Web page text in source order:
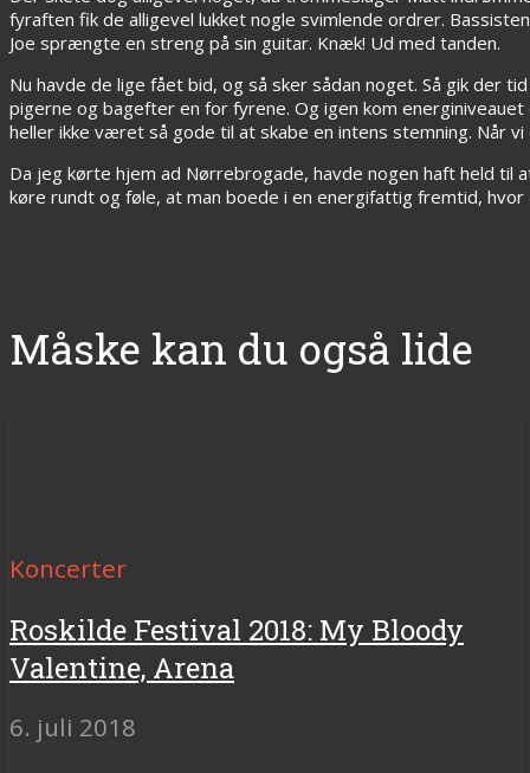
fyraften fik de alligevel lukket nogle svimlende ordrer.
Joe sprængte en streng på sin guitar. Knæk! Ud med tanden.
Nu havde de lige fået bid, og så sker sådan noget. Så gik der
pigerne og bagefter en for fyrene. Og igen kom
heller ikke været så gode til at skabe en intens stemning. Når
Da jeg kørte hjem ad Nørrebrogade, havde nogen haft held til
køre rundt og føle, at man boede i en energifattig fremtid,
Måske kan du også lide
Koncerter
Roskilde Festival 2018: My Bloody
Valentine, Arena
6. juli 2018